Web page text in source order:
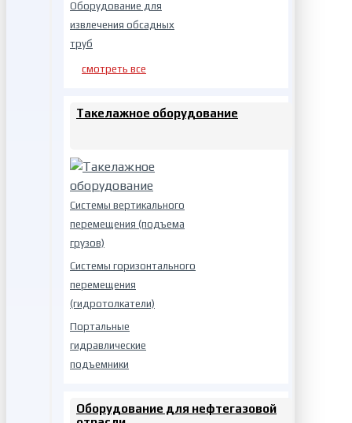
Оборудование для
извлечения обсадных
труб
смотреть все
Такелажное оборудование
Системы вертикального
перемещения (подъема
грузов)
Системы горизонтального
перемещения
(гидротолкатели)
Портальные
гидравлические
подъемники
Оборудование для нефтегазовой